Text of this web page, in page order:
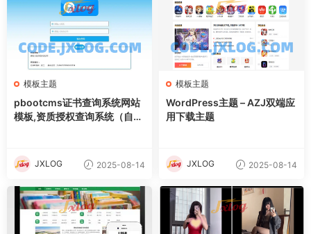
模板主题
pbootcms证书查询系统网站
模板,资质授权查询系统（自适
JXLOG 2025-08-14
模板主题
WordPress主题 – AZJ双端应
用下载主题
JXLOG 2025-08-14